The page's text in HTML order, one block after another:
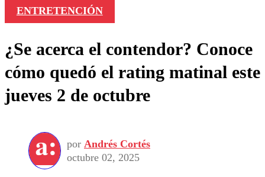
ENTRETENCIÓN
¿Se acerca el contendor? Conoce
cómo quedó el rating matinal este
jueves 2 de octubre
por Andrés Cortés
octubre 02, 2025